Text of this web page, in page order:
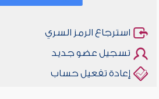
استرجاع الرمز السري
تسجيل عضو جديد
إعادة تفعيل حساب